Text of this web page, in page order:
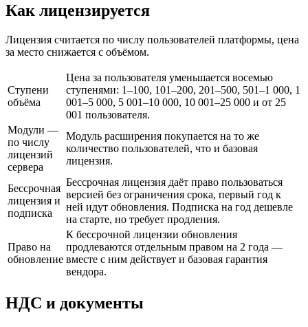
Как лицензируется
Лицензия считается по числу пользователей платформы, цена
за место снижается с объёмом.
Ступени
объёма
Цена за пользователя уменьшается восемью
ступенями: 1–100, 101–200, 201–500, 501–1 000, 1
001–5 000, 5 001–10 000, 10 001–25 000 и от 25
001 пользователя.
Модули —
по числу
лицензий
сервера
Модуль расширения покупается на то же
количество пользователей, что и базовая
лицензия.
Бессрочная
лицензия и
подписка
Бессрочная лицензия даёт право пользоваться
версией без ограничения срока, первый год к
ней идут обновления. Подписка на год дешевле
на старте, но требует продления.
Право на
обновление
К бессрочной лицензии обновления
продлеваются отдельным правом на 2 года —
вместе с ним действует и базовая гарантия
вендора.
НДС и документы